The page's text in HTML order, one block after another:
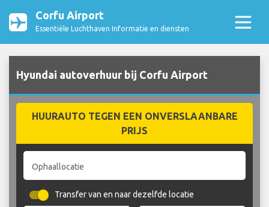
Corfu Airport
Essentiële Luchthaven Informatie en diensten
Hyundai autoverhuur bij Corfu Airport
HUURAUTO TEGEN EEN ONVERSLAANBARE
PRIJS
Ophaallocatie
Transfer van en naar dezelfde locatie